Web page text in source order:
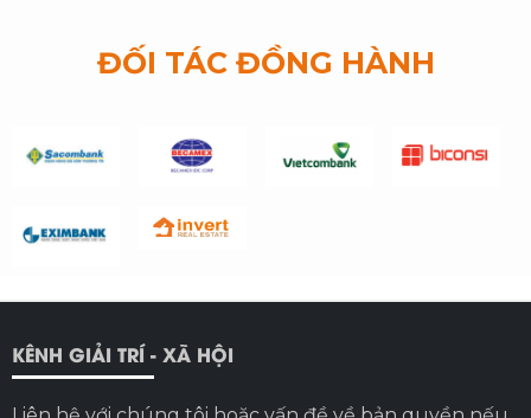
ĐỐI TÁC ĐỒNG HÀNH
KÊNH GIẢI TRÍ - XÃ HỘI